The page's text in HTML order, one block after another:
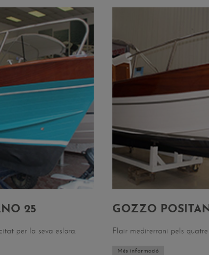
25
per la seva eslora.
GOZZO
Flair mediterrani pels quatre
Més informació